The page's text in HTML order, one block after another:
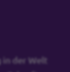
in der Welt